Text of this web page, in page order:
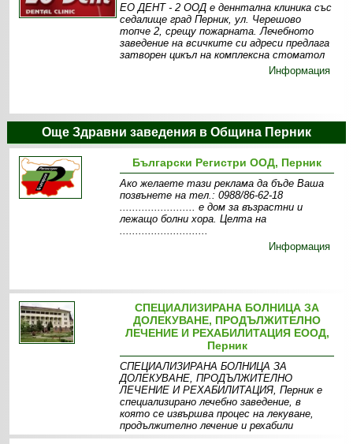
ЕО ДЕНТ - 2 ООД е деннтална клиника със
седалище град Перник, ул. Черешово
топче 2, срещу пожарната. Лечебното
заведение на всичките си адреси предлага
затворен цикъл на комплексна стоматол
Информация
Още Здравни заведения в Община Перник
Български Регистри ООД, Перник
Ако желаете тази реклама да бъде Ваша
позвънете на тел.: 0988/86-62-18
........................ е дом за възрастни и
лежащо болни хора. Целта на
Информация
СПЕЦИАЛИЗИРАНА БОЛНИЦА ЗА
ДОЛЕКУВАНЕ, ПРОДЪЛЖИТЕЛНО
ЛЕЧЕНИЕ И РЕХАБИЛИТАЦИЯ ЕООД,
Перник
СПЕЦИАЛИЗИРАНА БОЛНИЦА ЗА
ДОЛЕКУВАНЕ, ПРОДЪЛЖИТЕЛНО
ЛЕЧЕНИЕ И РЕХАБИЛИТАЦИЯ, Перник е
специализирано лечебно заведение, в
която се извършва процес на лекуване,
продължително лечение и рехабили